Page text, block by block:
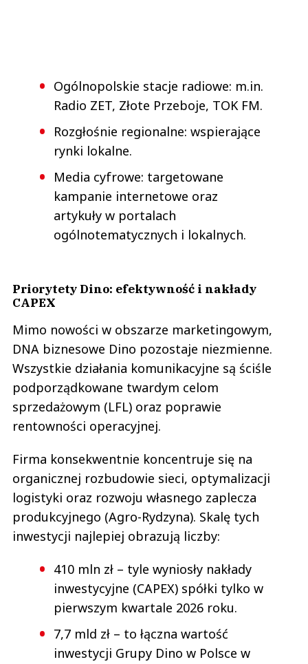
Ogólnopolskie stacje radiowe: m.in.
Radio ZET, Złote Przeboje, TOK FM.
Rozgłośnie regionalne: wspierające
rynki lokalne.
Media cyfrowe: targetowane
kampanie internetowe oraz
artykuły w portalach
ogólnotematycznych i lokalnych.
Priorytety Dino: efektywność i nakłady
CAPEX
Mimo nowości w obszarze marketingowym,
DNA biznesowe Dino pozostaje niezmienne.
Wszystkie działania komunikacyjne są ściśle
podporządkowane twardym celom
sprzedażowym (LFL) oraz poprawie
rentowności operacyjnej.
Firma konsekwentnie koncentruje się na
organicznej rozbudowie sieci, optymalizacji
logistyki oraz rozwoju własnego zaplecza
produkcyjnego (Agro-Rydzyna). Skalę tych
inwestycji najlepiej obrazują liczby:
410 mln zł – tyle wyniosły nakłady
inwestycyjne (CAPEX) spółki tylko w
pierwszym kwartale 2026 roku.
7,7 mld zł – to łączna wartość
inwestycji Grupy Dino w Polsce w